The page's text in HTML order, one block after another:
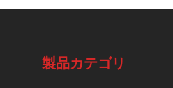
製品カテゴリ